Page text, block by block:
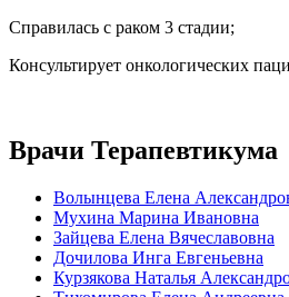
Справилась с раком 3 стадии;
Консультирует онкологических
Врачи Терапевтикума
Волынцева Елена
Мухина Марина Ивановна
Зайцева Елена Вячеславовна
Дочилова Инга Евгеньевна
Курзякова Наталья